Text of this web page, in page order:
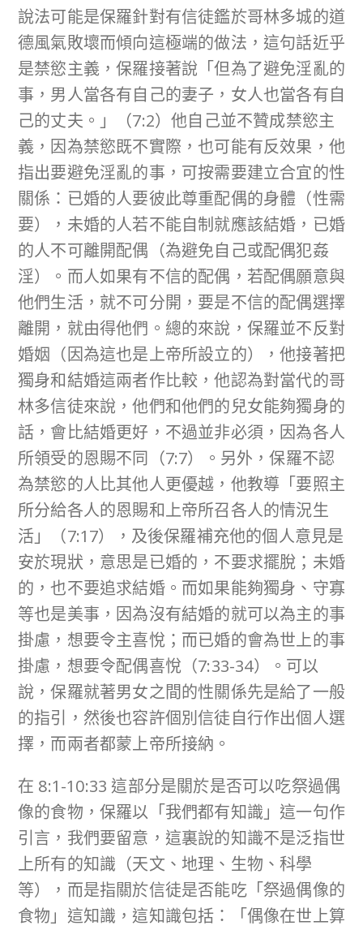
說法可能是保羅針對有信徒鑑於哥林多城的道
德風氣敗壞而傾向這極端的做法，這句話近乎
是禁慾主義，保羅接著說「但為了避免淫亂的
事，男人當各有自己的妻子，女人也當各有自
己的丈夫。」（7:2）他自己並不贊成禁慾主
義，因為禁慾既不實際，也可能有反效果，他
指出要避免淫亂的事，可按需要建立合宜的性
關係：已婚的人要彼此尊重配偶的身體（性需
要），未婚的人若不能自制就應該結婚，已婚
的人不可離開配偶（為避免自己或配偶犯姦
淫）。而人如果有不信的配偶，若配偶願意與
他們生活，就不可分開，要是不信的配偶選擇
離開，就由得他們。總的來說，保羅並不反對
婚姻（因為這也是上帝所設立的），他接著把
獨身和結婚這兩者作比較，他認為對當代的哥
林多信徒來說，他們和他們的兒女能夠獨身的
話，會比結婚更好，不過並非必須，因為各人
所領受的恩賜不同（7:7）。另外，保羅不認
為禁慾的人比其他人更優越，他教導「要照主
所分給各人的恩賜和上帝所召各人的情況生
活」（7:17），及後保羅補充他的個人意見是
安於現狀，意思是已婚的，不要求擺脫；未婚
的，也不要追求結婚。而如果能夠獨身、守寡
等也是美事，因為沒有結婚的就可以為主的事
掛慮，想要令主喜悅；而已婚的會為世上的事
掛慮，想要令配偶喜悅（7:33-34）。可以
說，保羅就著男女之間的性關係先是給了一般
的指引，然後也容許個別信徒自行作出個人選
擇，而兩者都蒙上帝所接納。
在 8:1-10:33 這部分是關於是否可以吃祭過偶
像的食物，保羅以「我們都有知識」這一句作
引言，我們要留意，這裏說的知識不是泛指世
上所有的知識（天文、地理、生物、科學
等），而是指關於信徒是否能吃「祭過偶像的
食物」這知識，這知識包括：「偶像在世上算